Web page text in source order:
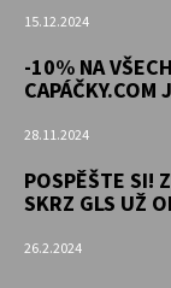
15.12.2024
-10% NA
CAPÁČKY.COM
28.11.2024
POSPĚŠTE SI!
SKRZ GLS UŽ
26.2.2024